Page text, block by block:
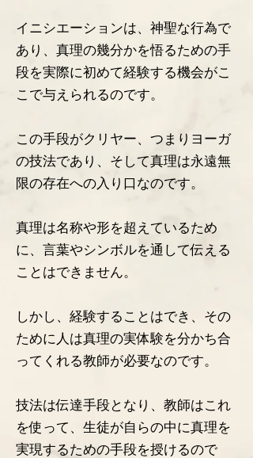
イニシエーションは、神聖な行為で
あり、真理の幾分かを悟るための手
段を実際に初めて経験する機会がこ
こで与えられるのです。
この手段がクリヤー、つまりヨーガ
の技法であり、そして真理は永遠無
限の存在への入り口なのです。
真理は名称や形を超えているため
に、言葉やシンボルを通して伝える
ことはできません。
しかし、経験することはでき、その
ために人は真理の実体験を分かち合
ってくれる教師が必要なのです。
技法は伝達手段となり、教師はこれ
を使って、生徒が自らの中に真理を
実現するための手段を授けるので